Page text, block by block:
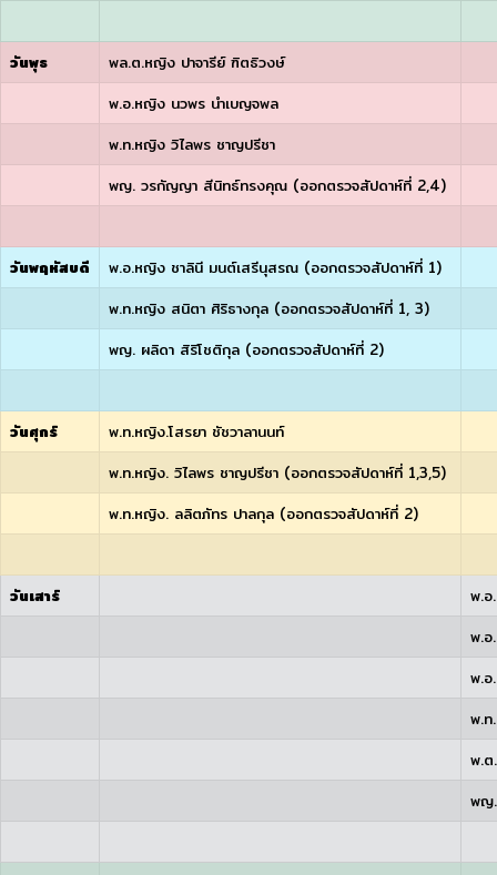
วันพุธ
พล.ต.หญิง ปาจารีย์ ฑิตธิวงษ์
พ.อ.หญิง นวพร นำเบญจพล
พ.ท.หญิง วิไลพร ชาญปรีชา
พญ. วรกัญญา สีนิทธ์ทรงคุณ (ออกตรวจสัปดาห์ที่ 2,4)
วันพฤหัสบดี
พ.อ.หญิง ชาลินี มนต์เสรีนุสรณ (ออกตรวจสัปดาห์ที่ 1)
พ.ท.หญิง สนิตา ศิริธางกุล (ออกตรวจสัปดาห์ที่ 1, 3)
พญ. ผลิดา สิริโชติกุล (ออกตรวจสัปดาห์ที่ 2)
วันศุกร์
พ.ท.หญิง.โสรยา ชัชวาลานนท์
พ.ท.หญิง. วิไลพร ชาญปรีชา (ออกตรวจสัปดาห์ที่ 1,3,5)
พ.ท.หญิง. ลลิตภัทร ปาลกุล (ออกตรวจสัปดาห์ที่ 2)
วันเสาร์
พ.อ
พ.อ
พ.
พ.ท
พ.ต
พญ